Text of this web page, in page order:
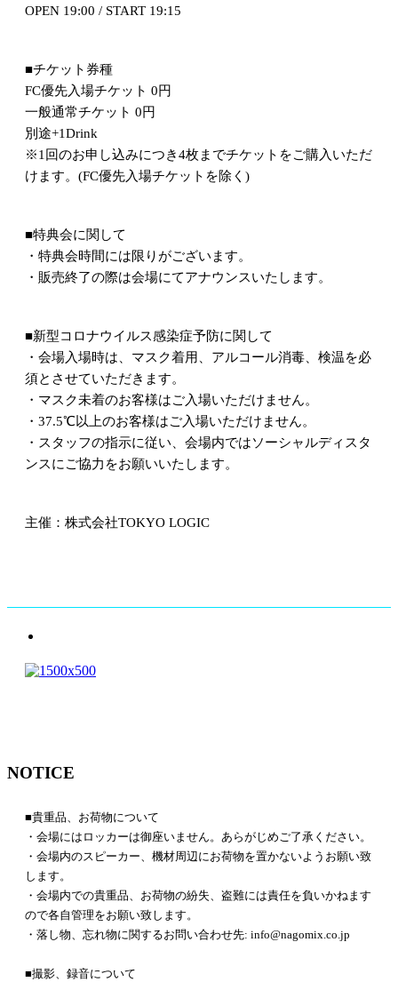
OPEN 19:00 / START 19:15
■チケット券種
FC優先入場チケット 0円
一般通常チケット 0円
別途+1Drink
※1回のお申し込みにつき4枚までチケットをご購入いただ
けます。(FC優先入場チケットを除く)
■特典会に関して
・特典会時間には限りがございます。
・販売終了の際は会場にてアナウンスいたします。
■新型コロナウイルス感染症予防に関して
・会場入場時は、マスク着用、アルコール消毒、検温を必
須とさせていただきます。
・マスク未着のお客様はご入場いただけません。
・37.5℃以上のお客様はご入場いただけません。
・スタッフの指示に従い、会場内ではソーシャルディスタ
ンスにご協力をお願いいたします。
主催：株式会社TOKYO LOGIC
NOTICE
■貴重品、お荷物について
・会場にはロッカーは御座いません。あらがじめご了承ください。
・会場内のスピーカー、機材周辺にお荷物を置かないようお願い致
します。
・会場内での貴重品、お荷物の紛失、盗難には責任を負いかねます
ので各自管理をお願い致します。
・落し物、忘れ物に関するお問い合わせ先: info@nagomix.co.jp
■撮影、録音について